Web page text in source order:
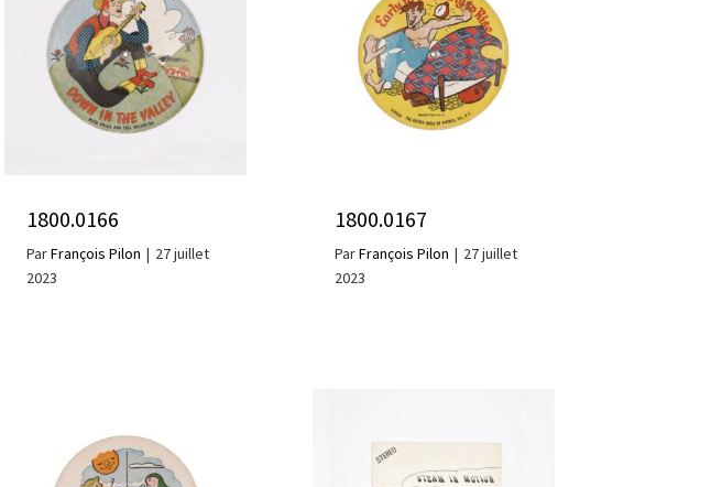
1800.0166
ParFrançois Pilon | 27 juillet
2023
1800.0167
ParFrançois Pilon | 27 juillet
2023